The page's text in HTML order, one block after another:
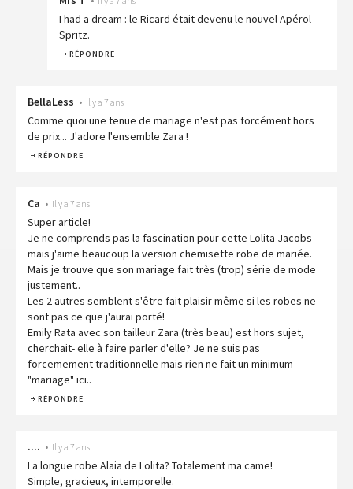
I had a dream : le Ricard était devenu le nouvel Apérol-
Spritz.
RÉPONDRE
BellaLess • Il y a 7 ans
Comme quoi une tenue de mariage n'est pas forcément hors
de prix... J'adore l'ensemble Zara !
RÉPONDRE
Ca • Il y a 7 ans
Super article!
Je ne comprends pas la fascination pour cette Lolita Jacobs
mais j'aime beaucoup la version chemisette robe de mariée.
Mais je trouve que son mariage fait très (trop) série de mode
justement..
Les 2 autres semblent s'être fait plaisir même si les robes ne
sont pas ce que j'aurai porté!
Emily Rata avec son tailleur Zara (très beau) est hors sujet,
cherchait- elle à faire parler d'elle? Je ne suis pas
forcemement traditionnelle mais rien ne fait un minimum
"mariage" ici..
RÉPONDRE
.... • Il y a 7 ans
La longue robe Alaia de Lolita? Totalement ma came!
Simple, gracieux, intemporelle.